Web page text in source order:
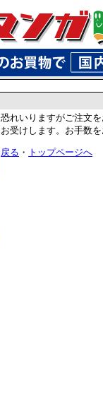
恐れいりますがご注文
お受けします。お手数を
戻る ・ トップページへ